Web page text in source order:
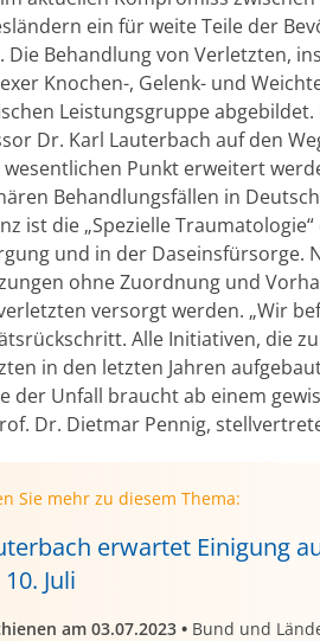
ein für weite Teile der
Die Behandlung von Verletzten,
Knochen-, Gelenk- und
Leistungsgruppe
Dr. Karl Lauterbach auf den
wesentlichen Punkt erweitert
Behandlungsfällen in
ist die „Spezielle
und in der Daseinsfürsorge.
ohne Zuordnung und
versorgt werden. „Wir
Alle Initiativen, die
in den letzten Jahren
der Unfall braucht ab einem
Dr. Dietmar Pennig,
Sie mehr zu diesem Thema:
erwartet Einigung
Juli
am 03.07.2023 • Bund und